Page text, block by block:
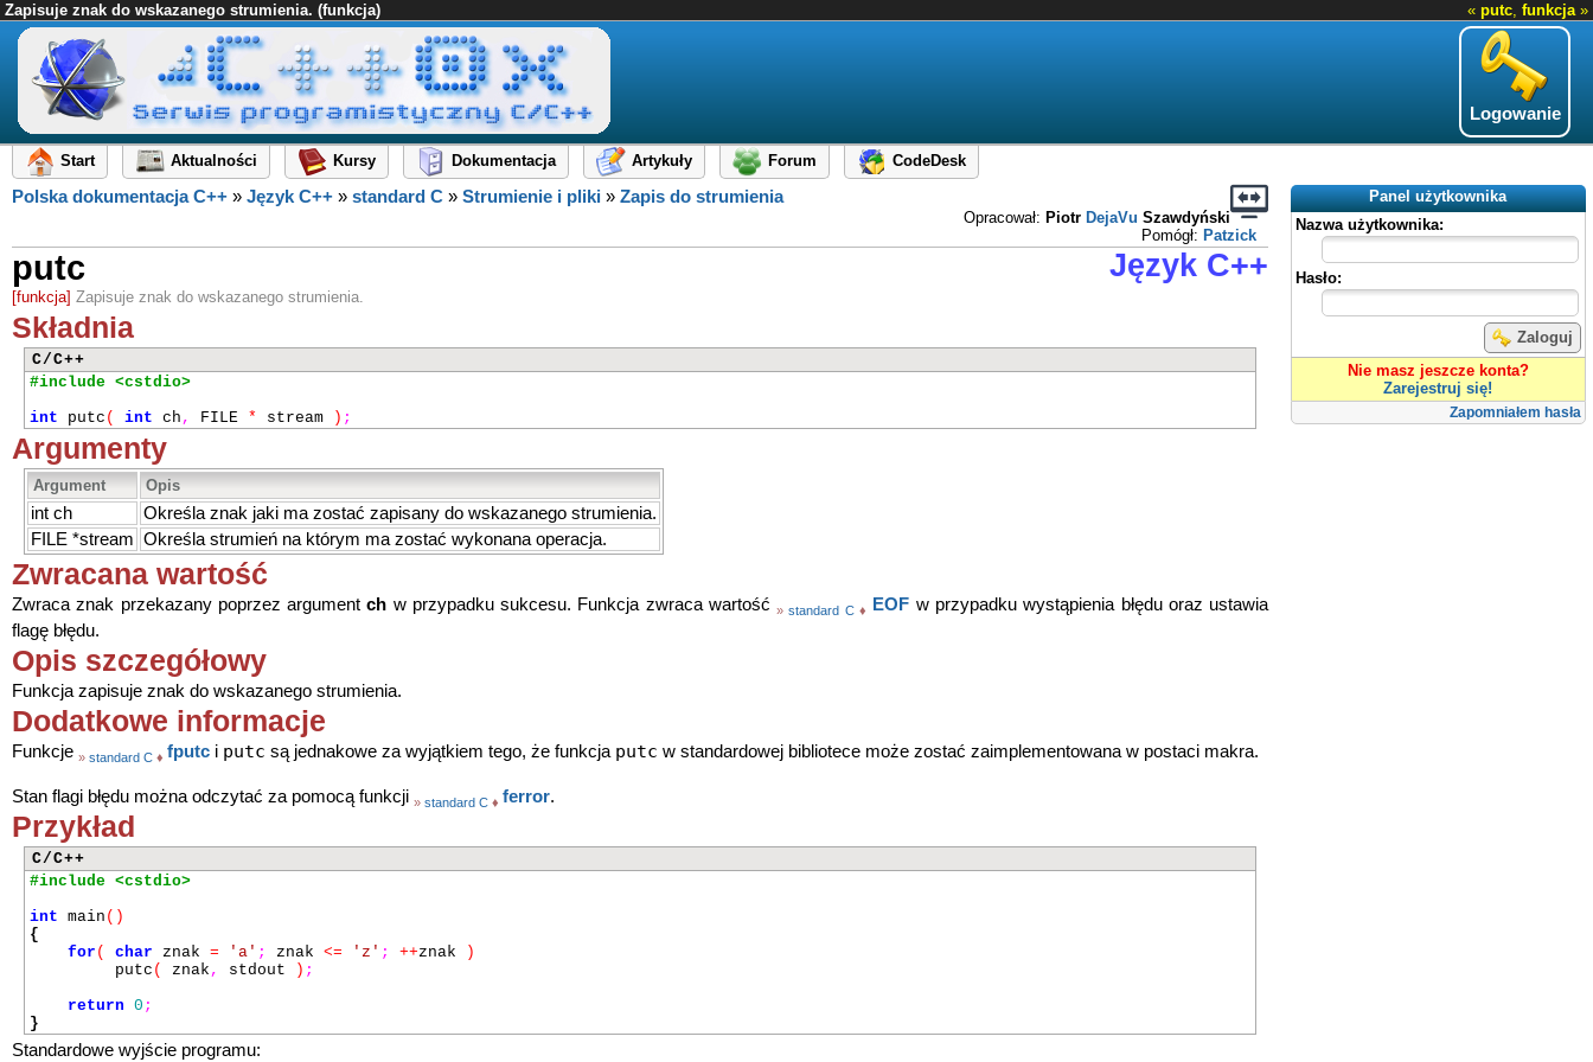
« putc, funkcja»
Zapisuje znak do wskazanego strumienia. (funkcja)
Logowanie
Start Aktualności Kursy Dokumentacja Artykuły Forum
CodeDesk
Panel użytkownika
Nazwa użytkownika:
Hasło:
Zaloguj
Nie masz jeszcze konta?
Zarejestruj się!
Zapomniałem hasła
Polska dokumentacja C++ » Język C++ » standard C » Strumienie i pliki » Zapis do strumienia
Opracował: Piotr DejaVu Szawdyński
Pomógł: Patzick
Język C++
putc
[funkcja] Zapisuje znak do wskazanego strumienia.
Składnia
C/C++
#include <cstdio>
int putc ( int ch , FILE * stream ) ;
Argumenty
Argument Opis
int ch
Określa znak jaki ma zostać zapisany do wskazanego strumienia.
FILE *stream Określa strumień na którym ma zostać wykonana operacja.
Zwracana wartość
Zwraca znak przekazany poprzez argumentch w przypadku sukcesu. Funkcja zwraca wartość»standard C♦ EOF w przypadku wystąpienia błędu oraz ustawia
flagę błędu.
Opis szczegółowy
Funkcja zapisuje znak do wskazanego strumienia.
Dodatkowe informacje
Funkcje » standard C ♦ fputc i putc są jednakowe za wyjątkiem tego, że funkcja putc w standardowej bibliotece może zostać zaimplementowana w postaci makra.
Stan flagi błędu można odczytać za pomocą funkcji » standard C ♦ ferror.
Przykład
C/C++
#include <cstdio>
int main ()
{
for ( char znak = 'a' ; znak <= 'z' ; ++znak
)
putc ( znak , stdout ) ;
return 0 ;
}
Standardowe wyjście programu: